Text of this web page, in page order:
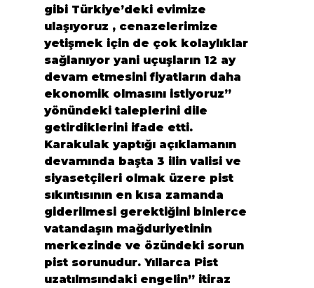
gibi Türkiye’deki evimize
ulaşıyoruz , cenazelerimize
yetişmek için de çok kolaylıklar
sağlanıyor yani uçuşların 12 ay
devam etmesini fiyatların daha
ekonomik olmasını istiyoruz”
yönündeki taleplerini dile
getirdiklerini ifade etti.
Karakulak yaptığı açıklamanın
devamında başta 3 ilin valisi ve
siyasetçileri olmak üzere pist
sıkıntısının en kısa zamanda
giderilmesi gerektiğini binlerce
vatandaşın mağduriyetinin
merkezinde ve özündeki sorun
pist sorunudur. Yıllarca Pist
uzatılmsındaki engelin” itiraz